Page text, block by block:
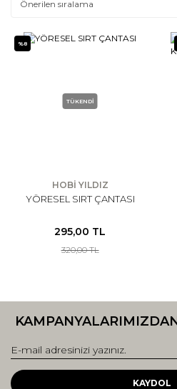
%8
TÜKENDİ
HOBİ YILDIZ
YÖRESEL SIRT ÇANTASI
295,00 TL
320,00 TL
KAYDOL